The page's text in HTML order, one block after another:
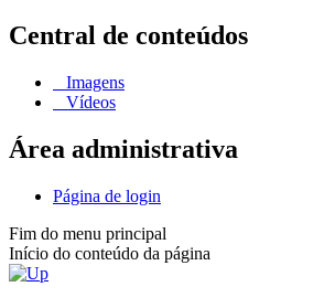
Central de conteúdos
Imagens
Vídeos
Área administrativa
Página de login
Fim do menu principal
Início do conteúdo da página